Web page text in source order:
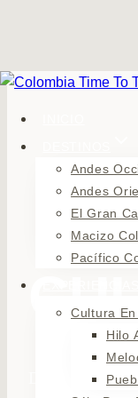
Saltar
contenido
Andes
Andes
El Gran
Macizo
Pacífico
Cultura
Hilo
ANDES
Descubre la